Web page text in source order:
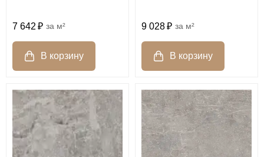
7 642 м² 9 028 м²